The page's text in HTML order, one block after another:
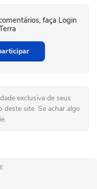
faça Login
exclusiva de seus
deste site. Se achar algo